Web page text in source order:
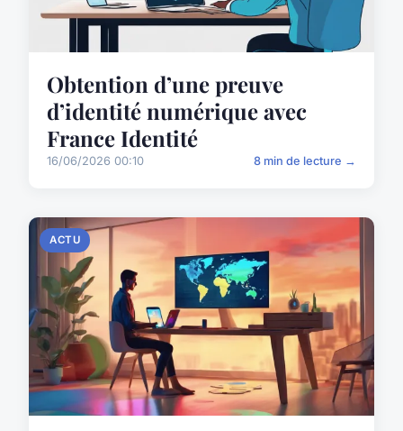
Obtention d’une preuve
d’identité numérique avec
France Identité
16/06/2026 00:10 8 min de lecture →
ACTU